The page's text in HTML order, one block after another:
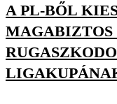
A PL-BŐL